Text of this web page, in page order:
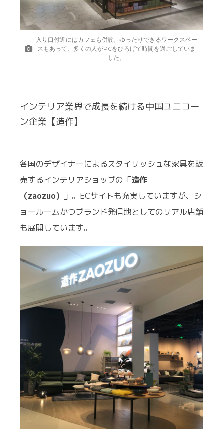
入り口付近にはカフェも併設。ゆったりできるワークスペー
スもあって、多くの人がPCをひろげて時間を過ごしていま
した。
インテリア業界で成長を続ける中国ユニコー
ン企業【造作】
各国のデザイナーによるスタイリッシュな家具を販
売するインテリアショップの「造作
（zaozuo）
」。ECサイトも充実していますが、シ
ョールームかつブランド発信地としてのリアル店舗
も展開しています。